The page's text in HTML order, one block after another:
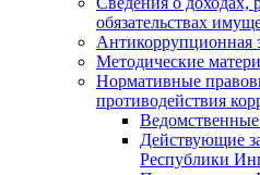
обязательствах
Антикоррупционная
Методические
Нормативные
противодействия
Действующие
Республики